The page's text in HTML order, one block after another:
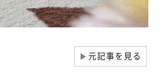
▶元記事を見る